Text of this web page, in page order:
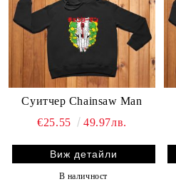
Суитчер Chainsaw Man
€25.55
49.97лв.
Виж детайли
В наличност